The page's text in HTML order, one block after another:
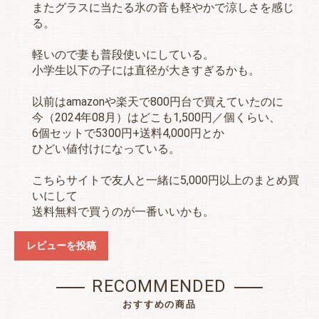
またグラスに当たる氷の音も軽やかで涼しさを感じ
る。
軽いので妻も普段使いにしている。
小学生以下の子には直径が大きすぎるかも。
以前はamazonや楽天で800円台で買えていたのに
今（2024年08月）はどこも1,500円／個くらい、
6個セットで5300円+送料4,000円とか
ひどい値付けになっている。
こちらサイトで友人と一緒に5,000円以上のまとめ買
いにして
送料無料で買うのが一番いいかも。
レビューを投稿
RECOMMENDED
おすすめの商品